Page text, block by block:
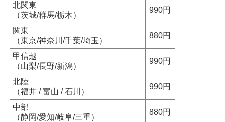
北関東
（茨城/群馬/栃木）
990円
関東
（東京/神奈川/千葉/埼玉）
880円
甲信越
（山梨/長野/新潟）
990円
北陸
（福井 / 富山 / 石川）
990円
中部
（静岡/愛知/岐阜/三重）
880円